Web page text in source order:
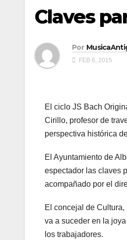
Claves
Por
FEB 6, 2015
El ciclo JS Bach
Cirillo, profesor de
perspectiva histórica
El Ayuntamiento de
espectador las claves
acompañado por el
El concejal de
va a suceder en la
los trabajadores.